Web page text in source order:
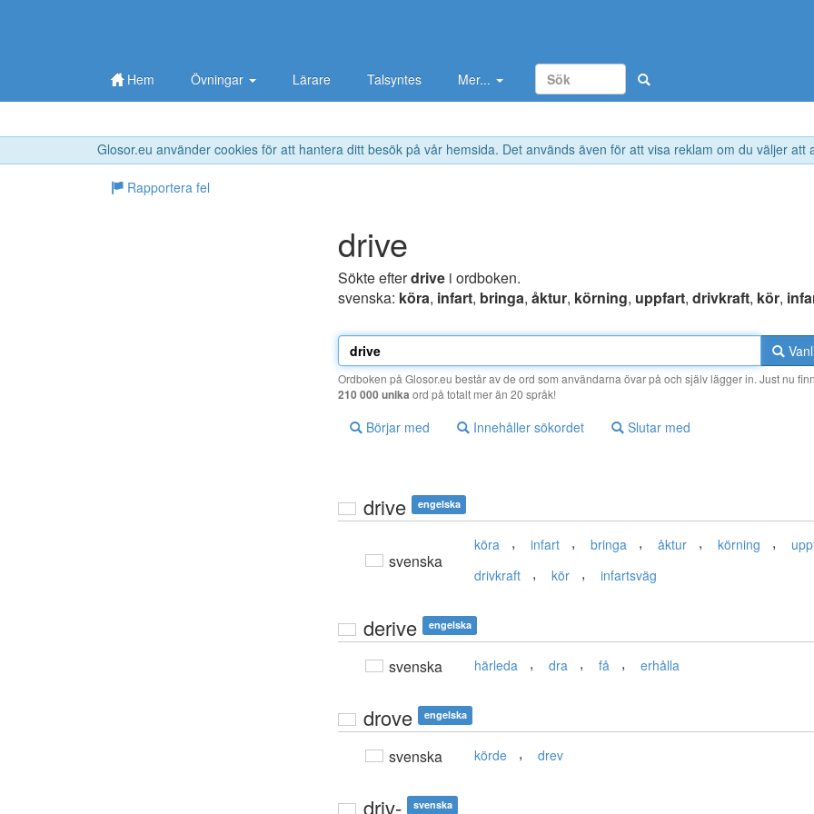
Glosor.eu använder cookies för att hantera ditt besök på vår hemsida. Det används även för att visa reklam om du väljer
Hem Övningar Lärare Talsyntes Mer...
Rapportera fel
drive
Sökte efterdrive i ordboken.
svenska: köra, infart, bringa, åktur, körning, uppfart, drivkraft, kör,
Ordboken på Glosor.eu består av de ord som användarna övar på och själv lägger in. Just nu
210 000 unika ord på totalt mer än 20 språk!
Börjar med Innehåller sökordet Slutar med
drive engelska
svenska
köra , infart , bringa , åktur , körning ,
drivkraft , kör , infartsväg
derive engelska
svenska härleda , dra , få , erhålla
drove engelska
svenska körde , drev
driv- svenska